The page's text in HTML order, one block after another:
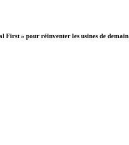
First » pour réinventer les usines de demain